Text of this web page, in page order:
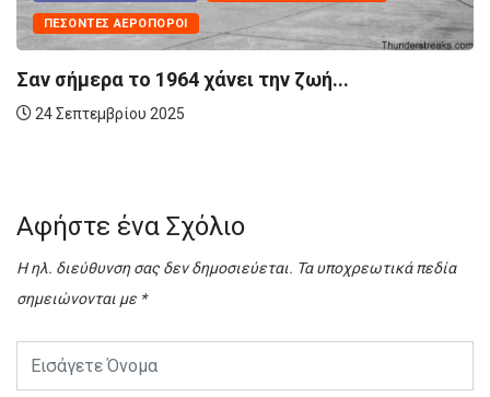
ζωή...
Αφήστε ένα Σχόλιο
Η ηλ. διεύθυνση σας δεν δημοσιεύεται. Τα υποχρεωτικά πεδία
σημειώνονται με *